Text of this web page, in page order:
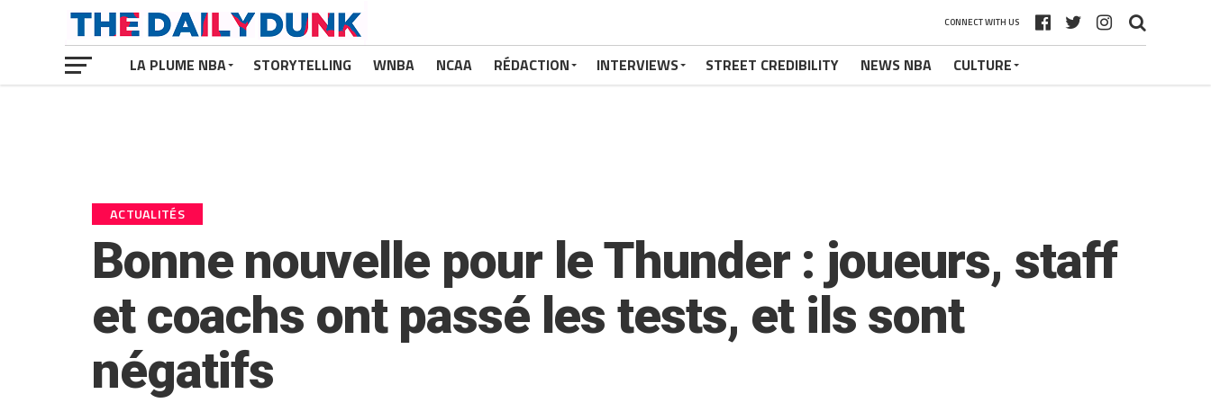
CONNECT WITH US
LA PLUME NBA STORYTELLING WNBA NCAA RÉDACTION INTERVIEWS STREET CREDIBILITY NEWS NBA CULTURE
ACTUALITÉS
Bonne nouvelle pour le Thunder : joueurs, staff
et coachs ont passé les tests, et ils sont
négatifs